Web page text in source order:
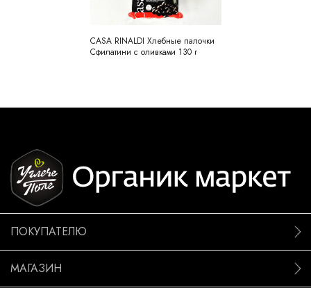
CASA RINALDI Хлебные палочки
Сфилатини с оливками 130 г
ПОКУПАТЕЛЮ
МАГАЗИН